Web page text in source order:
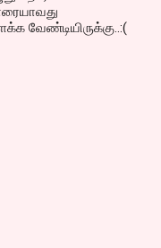
வேண்டியிருக்கு..:(